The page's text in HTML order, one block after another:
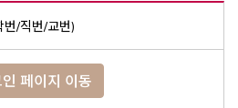
번/직번/교번)
페이지 이동